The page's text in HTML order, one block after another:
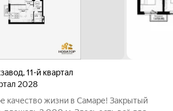
,11-й квартал
2028
качество жизни в Самаре! Закрытый